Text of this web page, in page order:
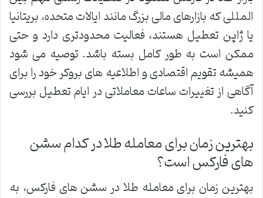
المللی که بازارهای مالی بزرگ مانند ایالات متحده، بریتانیا
یا ژاپن تعطیل هستند، فعالیت محدودتری دارد و حتی
ممکن است به طور کامل بسته باشد. توصیه می شود
همیشه تقویم اقتصادی و اطلاعیه های بروکر خود را برای
آگاهی از تغییرات ساعات معاملاتی در ایام تعطیل بررسی
کنید.
بهترین زمان برای معامله طلا در کدام سشن
های فارکس است؟
بهترین زمان برای معامله طلا در سشن های فارکس، به